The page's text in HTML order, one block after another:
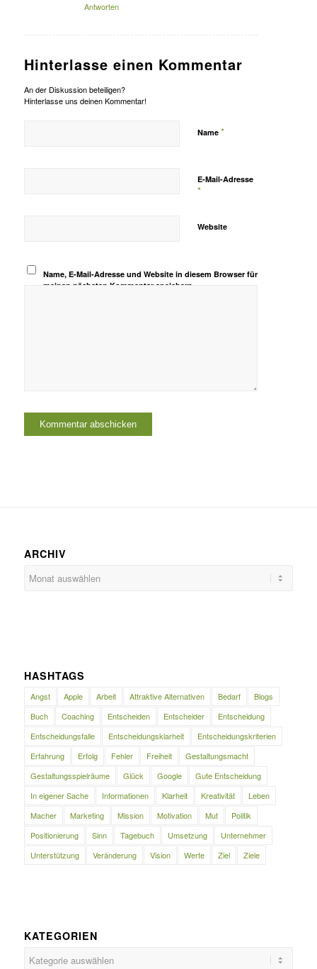
Antworten
Hinterlasse einen Kommentar
An der Diskussion beteiligen?
Hinterlasse uns deinen Kommentar!
Name *
E-Mail-Adresse
*
Website
Name, E-Mail-Adresse und Website in diesem Browser für
meinen nächsten Kommentar speichern.
ARCHIV
HASHTAGS
Angst Apple Arbeit Attraktive Alternativen Bedarf
Blogs
Buch
Coaching Entscheiden Entscheider
Entscheidung
Entscheidungsfalle
Entscheidungsklarheit
Entscheidungskriterien
Erfahrung
Erfolg Fehler Freiheit
Gestaltungsmacht
Gestaltungsspielräume
Glück Google
Gute Entscheidung
In eigener Sache
Informationen Klarheit Kreativität
Leben
Macher
Marketing Mission Motivation Mut
Politik
Positionierung
Sinn Tagebuch Umsetzung
Unternehmer
Unterstützung
Veränderung Vision Werte Ziel Ziele
KATEGORIEN